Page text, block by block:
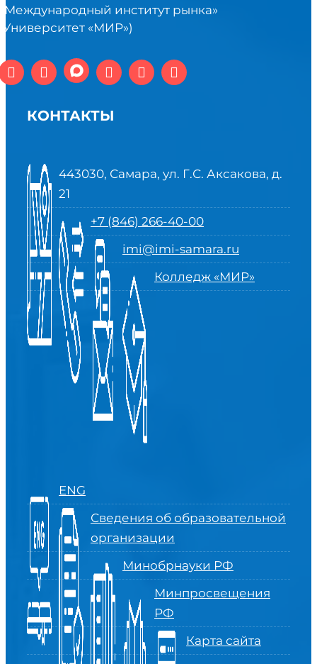
институт рынка»
«МИР»)
КОНТАКТЫ
443030, Самара, ул. Г.С. Аксакова, д.
21
+7 (846) 266-40-00
imi@imi-samara.ru
Колледж «МИР»
ENG
Сведения об образовательной
организации
Минобрнауки РФ
Минпросвещения
РФ
Карта сайта